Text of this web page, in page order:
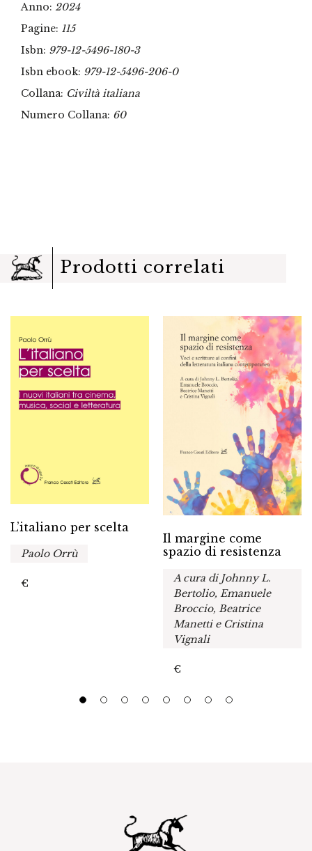
Anno: 2024
Pagine: 115
Isbn: 979-12-5496-180-3
Isbn ebook: 979-12-5496-206-0
Collana: Civiltà italiana
Numero Collana: 60
Prodotti correlati
L’italiano per scelta
Paolo Orrù
€
Il margine come
spazio di resistenza
A cura di Johnny L.
Bertolio, Emanuele
Broccio, Beatrice
Manetti e Cristina
Vignali
€